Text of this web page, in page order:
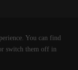
You can find
switch them off in